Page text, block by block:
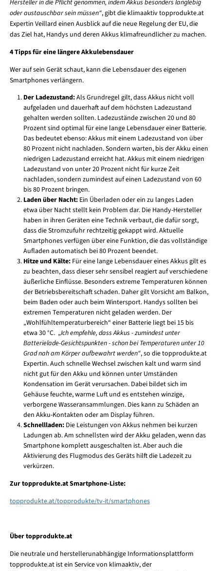
Hersteller in die Pflicht genommen, indem Akkus besonders langlebig
oder austauschbar sein müssen“, gibt die klimaaktiv topprodukte.at
Expertin Veillard einen Ausblick auf die neue Regelung der EU, die
das Ziel hat, Handys und deren Akkus klimafreundlicher zu machen.
4 Tipps für eine längere Akkulebensdauer
Wer auf sein Gerät schaut, kann die Lebensdauer des eigenen
Smartphones verlängern.
Der Ladezustand:Als Grundregel gilt, dass Akkus nicht voll
aufgeladen und dauerhaft auf dem höchsten Ladezustand
gehalten werden sollten. Ladezustände zwischen 20 und 80
Prozent sind optimal für eine lange Lebensdauer einer Batterie.
Das bedeutet ebenso: Akkus mit einem Ladezustand von über
80 Prozent nicht nachladen. Sondern warten, bis der Akku einen
niedrigen Ladezustand erreicht hat. Akkus mit einem niedrigen
Ladezustand von unter 20 Prozent nicht für kurze Zeit
nachladen, sondern zumindest auf einen Ladezustand von 60
bis 80 Prozent bringen.
Laden über Nacht:Ein Überladen oder ein zu langes Laden
etwa über Nacht stellt kein Problem dar. Die Handy-Hersteller
haben in ihren Geräten eine Technik verbaut, die dafür sorgt,
dass die Stromzufuhr rechtzeitig gekappt wird. Aktuelle
Smartphones verfügen über eine Funktion, die das vollständige
Aufladen automatisch bei 80 Prozent beendet.
Hitze und Kälte:Für eine lange Lebensdauer eines Akkus gilt es
zu beachten, dass dieser sehr sensibel reagiert auf verschiedene
äußerliche Einflüsse. Besonders extreme Temperaturen können
der Betriebsbereitschaft schaden. Daher gilt Vorsicht am Balkon,
beim Baden oder auch beim Wintersport. Handys sollten bei
extremen Temperaturen nicht geladen werden. Der
„Wohlfühltemperaturbereich“ einer Batterie liegt bei 15 bis
etwa 30 °C. „Ich empfehle, dass Akkus - zumindest unter
Batterielade-Gesichtspunkten - schon bei Temperaturen unter 10
Grad nah am Körper aufbewahrt werden“, so die topprodukte.at
Expertin. Auch schnelle Wechsel zwischen kalt und warm sind
nicht gut für den Akku und können unter Umständen
Kondensation im Gerät verursachen. Dabei bildet sich im
Gehäuse feuchte, warme Luft und es entstehen winzige,
verborgene Wasseransammlungen. Dies kann zu Schäden an
den Akku-Kontakten oder am Display führen.
Schnellladen:Die Leistungen von Akkus nehmen bei kurzen
Ladungen ab. Am schnellsten wird der Akku geladen, wenn das
Smartphone komplett ausgeschalten ist. Aber auch die
Aktivierung des Flugmodus des Geräts hilft die Ladezeit zu
verkürzen.
Zur topprodukte.at Smartphone-Liste:
topprodukte.at/topprodukte/tv-it/smartphones
Über topprodukte.at
Die neutrale und herstellerunabhängige Informationsplattform
topprodukte.at ist ein Service von klimaaktiv, der